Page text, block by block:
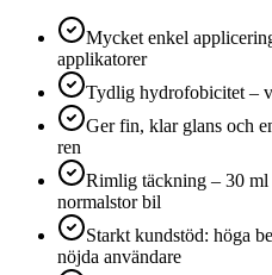
Mycket enkel
applikatorer
Tydlig hydrofobicitet –
Ger fin, klar glans och
ren
Rimlig täckning – 30 ml
normalstor bil
Starkt kundstöd: höga
nöjda användare